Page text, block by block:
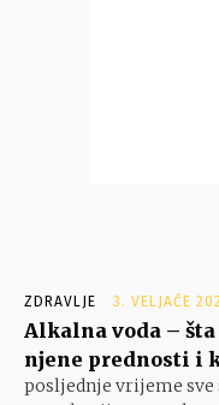
ZDRAVLJE 3. VELJAČE
Alkalna voda –
njene prednosti i
posljednje vrijeme